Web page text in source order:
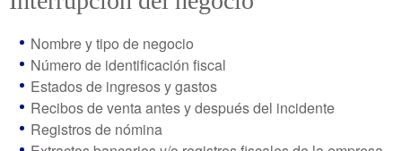
Nombre y tipo de negocio
Número de identificación fiscal
Estados de ingresos y gastos
Recibos de venta antes y después del incidente
Registros de nómina